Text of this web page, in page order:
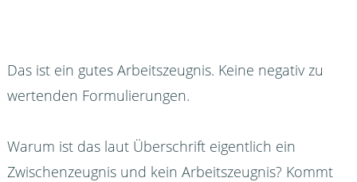
Das ist ein gutes Arbeitszeugnis. Keine negativ zu
wertenden Formulierungen.
Warum ist das laut Überschrift eigentlich ein
Zwischenzeugnis und kein Arbeitszeugnis? Kommt